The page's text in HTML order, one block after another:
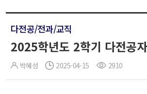
다전공/전과/교직
2025학년도 2학기 다전공
박혜성 2025-04-15 2910